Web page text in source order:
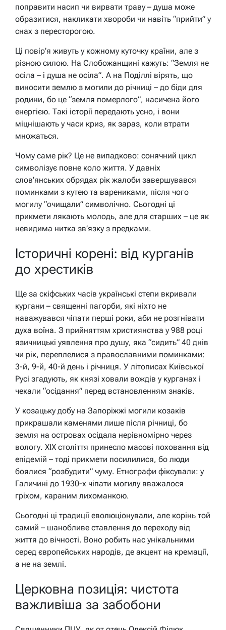
поправити насип чи вирвати траву – душа може
образитися, накликати хвороби чи навіть “прийти” у
снах з пересторогою.
Ці повір’я живуть у кожному куточку країни, але з
різною силою. На Слобожанщині кажуть: “Земля не
осіла – і душа не осіла”. А на Поділлі вірять, що
виносити землю з могили до річниці – до біди для
родини, бо це “земля померлого”, насичена його
енергією. Такі історії передають усно, і вони
міцнішають у часи криз, як зараз, коли втрати
множаться.
Чому саме рік? Це не випадково: сонячний цикл
символізує повне коло життя. У давніх
слов’янських обрядах рік жалоби завершувався
поминками з кутею та варениками, після чого
могилу “очищали” символічно. Сьогодні ці
прикмети лякають молодь, але для старших – це як
невидима нитка зв’язку з предками.
Історичні корені: від курганів
до хрестиків
Ще за скіфських часів українські степи вкривали
кургани – священні пагорби, які ніхто не
наважувався чіпати перші роки, аби не розгнівати
духа воїна. З прийняттям християнства у 988 році
язичницькі уявлення про душу, яка “сидить” 40 днів
чи рік, переплелися з православними поминками:
3-й, 9-й, 40-й день і річниця. У літописах Київської
Русі згадують, як князі ховали вождів у курганах і
чекали “осідання” перед встановленням знаків.
У козацьку добу на Запоріжжі могили козаків
прикрашали каменями лише після річниці, бо
земля на островах осідала нерівномірно через
вологу. XIX століття принесло масові поховання від
епідемій – тоді прикмети посилилися, бо люди
боялися “розбудити” чуму. Етнографи фіксували: у
Галичині до 1930-х чіпати могилу вважалося
гріхом, караним лихоманкою.
Сьогодні ці традиції еволюціонували, але корінь той
самий – шанобливе ставлення до переходу від
життя до вічності. Воно робить нас унікальними
серед європейських народів, де акцент на кремації,
а не на землі.
Церковна позиція: чистота
важливіша за забобони